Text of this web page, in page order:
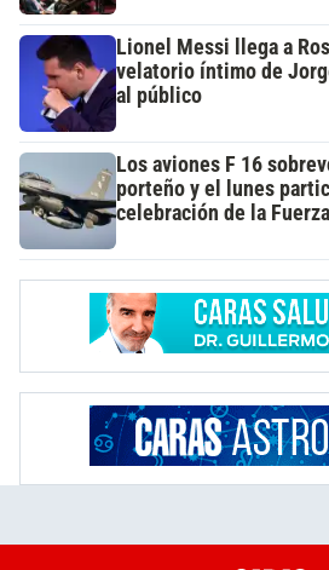
Lionel Messi llega a
velatorio íntimo de
al público
Los aviones F 16
porteño y el lunes
celebración de la